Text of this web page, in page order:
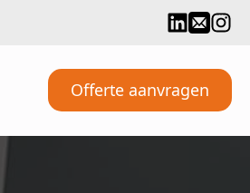
Offerte aanvragen